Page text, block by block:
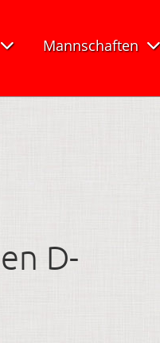
Mannschaften
D-